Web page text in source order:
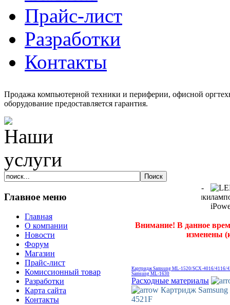
Прайс-лист
Разработки
Контакты
Продажа компьютерной техники и периферии, офисной
оборудование предоставляется гарантия.
Главное меню
Главная
О компании
Новости
Форум
Магазин
Прайс-лист
Комиссионный товар
Разработки
Карта сайта
Контакты
Внимание! В данное
изменены
Картридж Samsung ML-1520/SCX-4016/
Samsung ML-1630
Расходные материалы
Картридж
4521F